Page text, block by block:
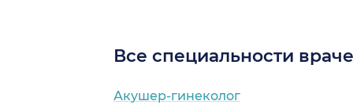
Все специальности
Акушер-гинеколог